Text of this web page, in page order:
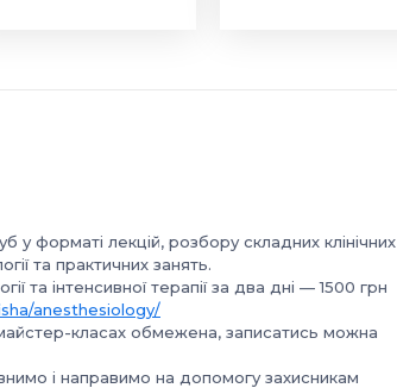
форматі лекцій, розбору складних клінічних
та практичних занять.
та інтенсивної терапії за два дні — 1500 грн
anesthesiology/
класах обмежена, записатись можна
і направимо на допомогу захисникам